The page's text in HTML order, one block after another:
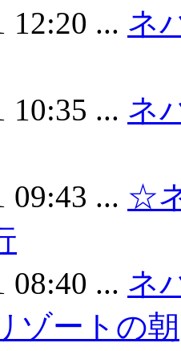
12:20 ... ネ
10:35 ... ネ
09:43 ... ☆
08:40 ... ネ
ゾートの朝